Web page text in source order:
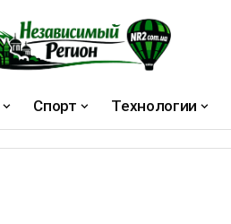
Спорт Технологии